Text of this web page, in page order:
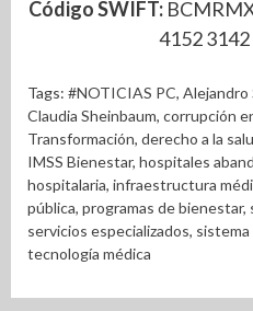
Código SWIFT:
4152
Tags: #NOTICIAS PC, Alejandro
Claudia Sheinbaum, corrupción
Transformación, derecho a la
IMSS Bienestar, hospitales
hospitalaria, infraestructura
pública, programas de bienestar,
servicios especializados, sistema
tecnología médica